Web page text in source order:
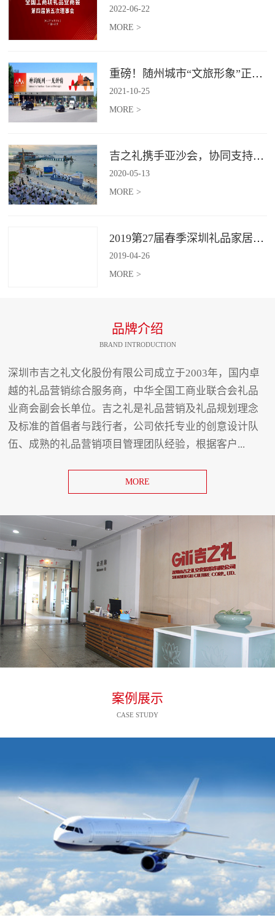
2022-06-22
MORE >
重磅！随州城市“文旅形象”正式发布！
2021-10-25
MORE >
吉之礼携手亚沙会，协同支持、共襄盛举
2020-05-13
MORE >
2019第27届春季深圳礼品家居展开幕 引领礼赠行业新动向
2019-04-26
MORE >
品牌介绍
BRAND INTRODUCTION
深圳市吉之礼文化股份有限公司成立于2003年，国内卓
越的礼品营销综合服务商，中华全国工商业联合会礼品
业商会副会长单位。吉之礼是礼品营销及礼品规划理念
及标准的首倡者与践行者，公司依托专业的创意设计队
伍、成熟的礼品营销项目管理团队经验，根据客户...
MORE
案例展示
CASE STUDY